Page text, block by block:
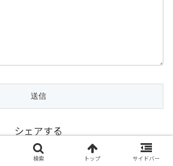
シェアする
Facebook はてブ
検索 トップ サイドバー